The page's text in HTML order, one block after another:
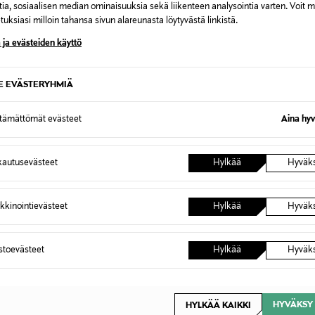
sosiaalisen median ominaisuuksia sekä liikenteen analysointia varten. Voit
milloin tahansa sivun alareunasta löytyvästä linkistä.
ja evästeiden käyttö
EVÄSTERYHMIÄ
evästeet Aina
Hylkää
Hylkää
Hylkää
HYLKÄÄ KAIKKI
OUR